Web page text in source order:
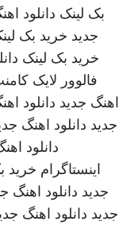
بک لینک دانلود
جدید خرید بک
خرید بک لینک
فالوور لایک
اهنگ جدید دانلود
جدید دانلود اهنگ
دانلود
اینستاگرام خرید
جدید دانلود اهنگ
جدید دانلود اهنگ